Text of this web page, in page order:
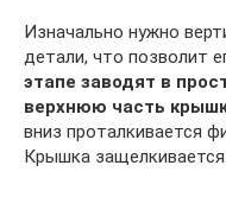
Изначально нужно
детали, что позволит
этапе заводят в
верхнюю часть
вниз проталкивается
Крышка